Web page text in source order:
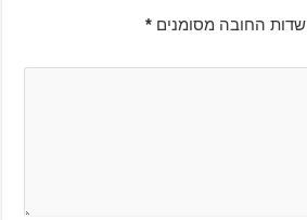
שדות החובה מסומנים *